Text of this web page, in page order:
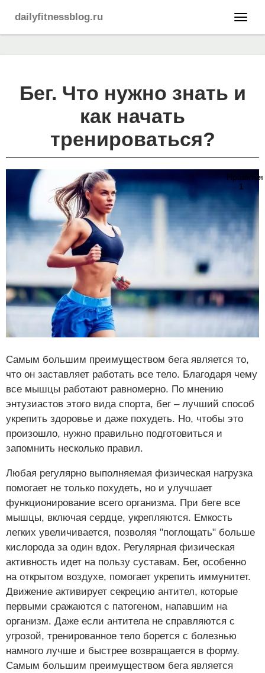
dailyfitnessblog.ru
Бег. Что нужно знать и
как начать
тренироваться?
Нравится
1
Самым большим преимуществом бега является то,
что он заставляет работать все тело. Благодаря чему
все мышцы работают равномерно. По мнению
энтузиастов этого вида спорта, бег – лучший способ
укрепить здоровье и даже похудеть. Но, чтобы это
произошло, нужно правильно подготовиться и
запомнить несколько правил.
Любая регулярно выполняемая физическая нагрузка
помогает не только похудеть, но и улучшает
функционирование всего организма. При беге все
мышцы, включая сердце, укрепляются. Емкость
легких увеличивается, позволяя "поглощать" больше
кислорода за один вдох. Регулярная физическая
активность идет на пользу суставам. Бег, особенно
на открытом воздухе, помогает укрепить иммунитет.
Движение активирует секрецию антител, которые
первыми сражаются с патогеном, напавшим на
организм. Даже если антитела не справляются с
угрозой, тренированное тело борется с болезнью
намного лучше и быстрее возвращается в форму.
Самым большим преимуществом бега является